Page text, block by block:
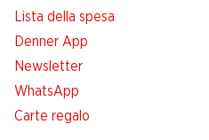
Lista della spesa
Denner App
Newsletter
WhatsApp
Carte regalo